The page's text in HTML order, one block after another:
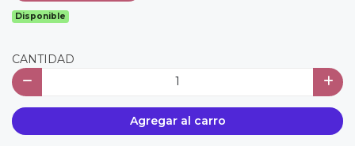
Disponible
CANTIDAD
Agregar al carro